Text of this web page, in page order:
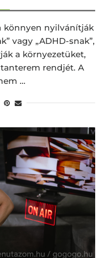
könnyen nyilvánítják
vagy „ADHD-snak”,
a környezetüket,
rendjét. A
…